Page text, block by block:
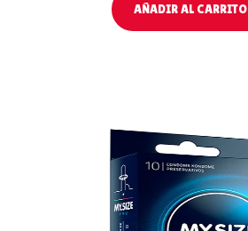
AÑADIR AL CARRITO